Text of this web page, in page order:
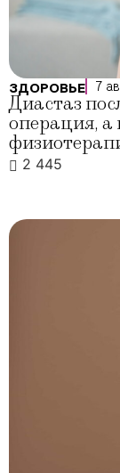
ЗДОРОВЬЕ 7
Диастаз
операция, а
2 445